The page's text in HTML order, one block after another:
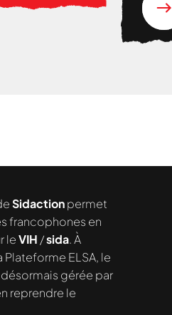
Sidactionpermet
francophones en
leVIH /sida. À
Plateforme ELSA, le
gérée par
reprendre le